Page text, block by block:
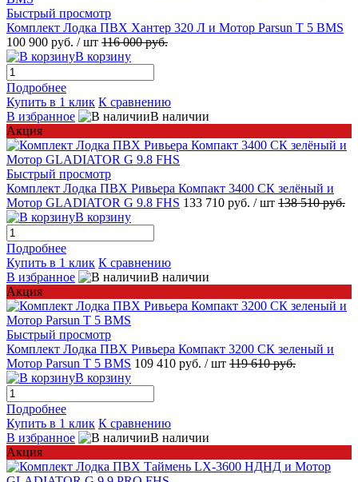
Быстрый просмотр
Комплект Лодка ПВХ Хантер 320 Л и Мотор Parsun T 5 BMS
100 900 руб. / шт 116 000 руб.
В корзину
Подробнее
Купить в 1 клик К сравнению
В избранное
В наличии
Акция
Быстрый просмотр
Комплект Лодка ПВХ Ривьера Компакт 3400 СК зелёный и
Мотор GLADIATOR G 9.8 FHS 133 710 руб. / шт 138 510 руб.
В корзину
Подробнее
Купить в 1 клик К сравнению
В избранное
В наличии
Акция
Быстрый просмотр
Комплект Лодка ПВХ Ривьера Компакт 3200 СК зеленый и
Мотор Parsun T 5 BMS 109 410 руб. / шт 119 610 руб.
В корзину
Подробнее
Купить в 1 клик К сравнению
В избранное
В наличии
Акция